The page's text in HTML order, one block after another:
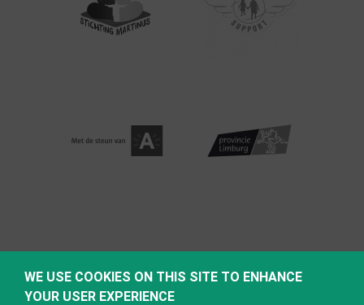
WE USE COOKIES ON THIS SITE TO ENHANCE
YOUR USER EXPERIENCE